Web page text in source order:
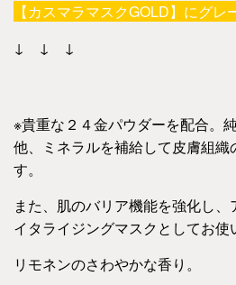
【カスマラマスクGOLD】にグレ
↓ ↓ ↓
※貴重な２４金パウダーを配合。
他、ミネラルを補給して皮膚組織
す。
また、肌のバリア機能を強化し
イタライジングマスクとしてお使
リモネンのさわやかな香り。